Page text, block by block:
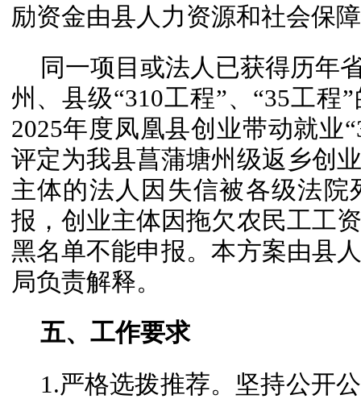
励资金由县人力资源和社会保
同一项目或法人已获得历年
州、县级“310工程”、“35工
2025年度凤凰县创业带动就业
评定为我县菖蒲塘州级返乡创
主体的法人因失信被各级法
报，创业主体因拖欠农民工工
黑名单不能申报。本方案由县
局负责解释。
五、工作要求
1.严格选拨推荐。坚持公开